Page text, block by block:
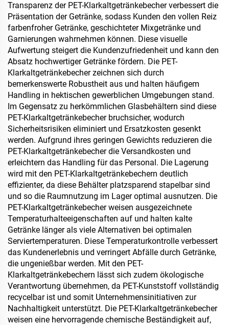
Transparenz der PET-Klarkaltgetränkebecher verbessert die
Präsentation der Getränke, sodass Kunden den vollen Reiz
farbenfroher Getränke, geschichteter Mixgetränke und
Garnierungen wahrnehmen können. Diese visuelle
Aufwertung steigert die Kundenzufriedenheit und kann den
Absatz hochwertiger Getränke fördern. Die PET-
Klarkaltgetränkebecher zeichnen sich durch
bemerkenswerte Robustheit aus und halten häufigem
Handling in hektischen gewerblichen Umgebungen stand.
Im Gegensatz zu herkömmlichen Glasbehältern sind diese
PET-Klarkaltgetränkebecher bruchsicher, wodurch
Sicherheitsrisiken eliminiert und Ersatzkosten gesenkt
werden. Aufgrund ihres geringen Gewichts reduzieren die
PET-Klarkaltgetränkebecher die Versandkosten und
erleichtern das Handling für das Personal. Die Lagerung
wird mit den PET-Klarkaltgetränkebechern deutlich
effizienter, da diese Behälter platzsparend stapelbar sind
und so die Raumnutzung im Lager optimal ausnutzen. Die
PET-Klarkaltgetränkebecher weisen ausgezeichnete
Temperaturhalteeigenschaften auf und halten kalte
Getränke länger als viele Alternativen bei optimalen
Serviertemperaturen. Diese Temperaturkontrolle verbessert
das Kundenerlebnis und verringert Abfälle durch Getränke,
die ungenießbar werden. Mit den PET-
Klarkaltgetränkebechern lässt sich zudem ökologische
Verantwortung übernehmen, da PET-Kunststoff vollständig
recycelbar ist und somit Unternehmensinitiativen zur
Nachhaltigkeit unterstützt. Die PET-Klarkaltgetränkebecher
weisen eine hervorragende chemische Beständigkeit auf,